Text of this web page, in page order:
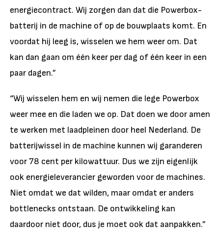
energiecontract. Wij zorgen dan dat die Powerbox-
batterij in de machine of op de bouwplaats komt. En
voordat hij leeg is, wisselen we hem weer om. Dat
kan dan gaan om één keer per dag of één keer in een
paar dagen.”
“Wij wisselen hem en wij nemen die lege Powerbox
weer mee en die laden we op. Dat doen we door amen
te werken met laadpleinen door heel Nederland. De
batterijwissel in de machine kunnen wij garanderen
voor 78 cent per kilowattuur. Dus we zijn eigenlijk
ook energieleverancier geworden voor de machines.
Niet omdat we dat wilden, maar omdat er anders
bottlenecks ontstaan. De ontwikkeling kan
daardoor niet door, dus je moet ook dat aanpakken.”